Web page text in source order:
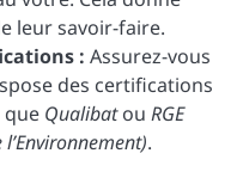
leur savoir-faire.
: Assurez-vous
des certifications
que Qualibatou RGE
.